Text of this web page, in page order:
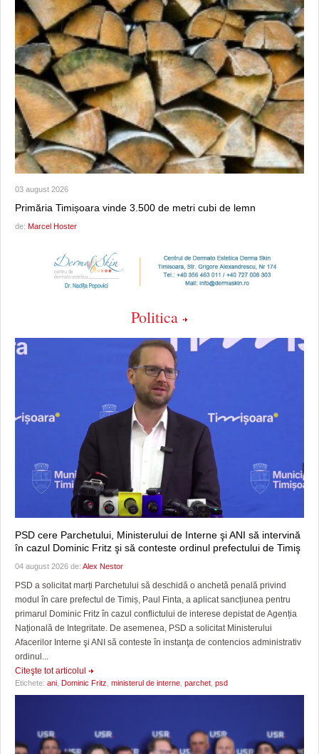
03 august 2026
Primăria Timișoara vinde 3.500 de metri cubi de lemn
de: Marcel Hoster
Politica
PSD cere Parchetului, Ministerului de Interne şi ANI să intervină
în cazul Dominic Fritz şi să conteste ordinul prefectului de Timiş
04 august 2026 de: Alex Nestor
PSD a solicitat marți Parchetului să deschidă o anchetă penală privind
modul în care prefectul de Timiș, Paul Finta, a aplicat sancțiunea pentru
primarul Dominic Fritz în cazul conflictului de interese depistat de Agenția
Națională de Integritate. De asemenea, PSD a solicitat Ministerului
Afacerilor Interne şi ANI să conteste în instanţa de contencios administrativ
ordinul...
Citeşte tot articolul
Etichete: ani Dominic Fritz ministerul de interne parchet psd